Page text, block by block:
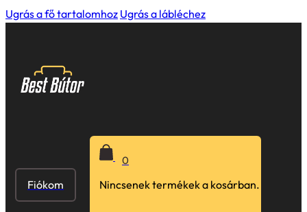
Ugrás a fő tartalomhoz Ugrás a lábléchez
Fiókom
0
Nincsenek termékek a kosárban.